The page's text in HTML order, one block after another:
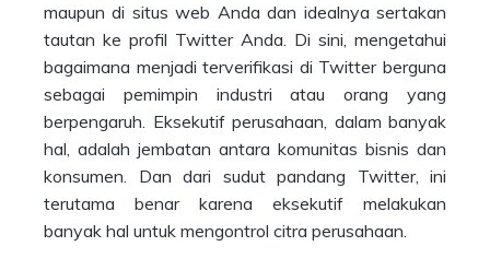
maupun di situs web Anda dan idealnya sertakan
tautan ke profil Twitter Anda. Di sini, mengetahui
bagaimana menjadi terverifikasi di Twitter berguna
sebagai pemimpin industri atau orang yang
berpengaruh. Eksekutif perusahaan, dalam banyak
hal, adalah jembatan antara komunitas bisnis dan
konsumen. Dan dari sudut pandang Twitter, ini
terutama benar karena eksekutif melakukan
banyak hal untuk mengontrol citra perusahaan.